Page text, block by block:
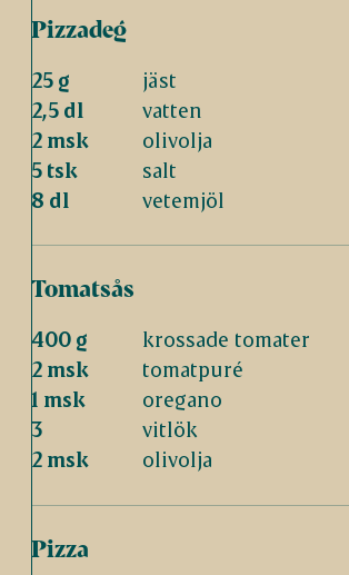
Pizzadeg
25 g
jäst
2,5 dl
vatten
2 msk
olivolja
5 tsk
salt
8 dl
vetemjöl
Tomatsås
400 g
krossade tomater
2 msk
tomatpuré
1 msk
oregano
3
vitlök
2 msk
olivolja
Pizza